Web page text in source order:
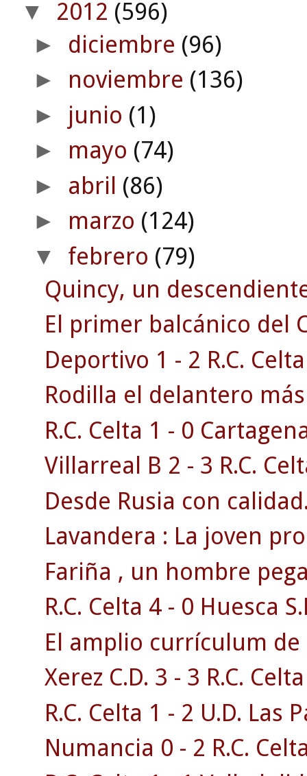
▼ 2012 (596)
► diciembre (96)
► noviembre (136)
► junio (1)
► mayo (74)
► abril (86)
► marzo (124)
▼ febrero (79)
Quincy, un
El primer balcánico del
Deportivo 1 - 2 R.C. Celta
Rodilla el delantero
R.C. Celta 1 - 0
Villarreal B 2 - 3 R.C.
Desde Rusia con
Lavandera : La joven
Fariña , un hombre
R.C. Celta 4 - 0 Huesca
El amplio currículum de
Xerez C.D. 3 - 3 R.C.
R.C. Celta 1 - 2 U.D. Las
Numancia 0 - 2 R.C.